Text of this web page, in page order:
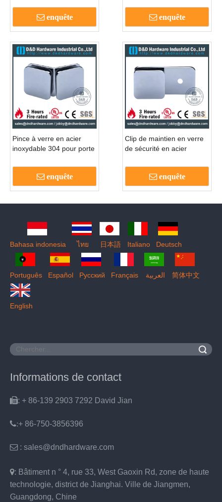
enquête
d'hôtel-DDGC005
enquête
Pince à verre en acier
inoxydable 304 pour porte
DDGC004
enquête
Clip de maintien en verre
de sécurité en acier
bain-DDGC003
enquête
Bahasa indonesia ไทย 日本語 Italiano Deutsch
Português Español Pусский Français العربية 简体中文
English
Informations de contact
: + 86-139 2903 7292 David Jian
:+ 86-750-3856396
 : sales@dndhardware.com
: Bâtiment n ° 4, rue 33, West Gaoxin Rd, zone de haute
technologie, district de Jianghai. Ville de Jiangmen,
Guangdong, Chine